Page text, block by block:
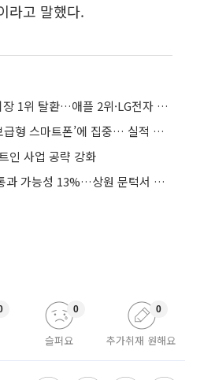
라고 말했다.
삼성전자, 美스마트폰 시장 1위 탈환…애플 2위·LG전자 3위 올라
삼성ㆍLG전자, 2분기 ‘보급형 스마트폰’에 집중… 실적 개선 기대
인 사업 공략 강화
美 클래리티 법안 연내 통과 가능성 13%…상원 문턱서 제동
슬퍼요
0
추가취재 원해요
0